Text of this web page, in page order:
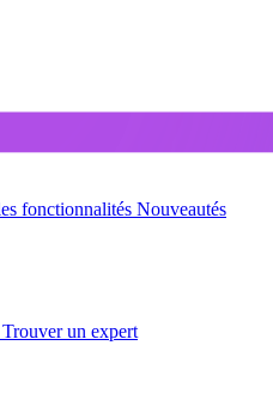
fonctionnalités Nouveautés
Trouver un expert